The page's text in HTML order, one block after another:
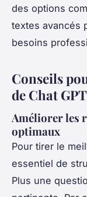
des options
textes avancés
besoins
Conseils
de Chat GPT
Améliorer les
optimaux
Pour tirer le
essentiel de
Plus une